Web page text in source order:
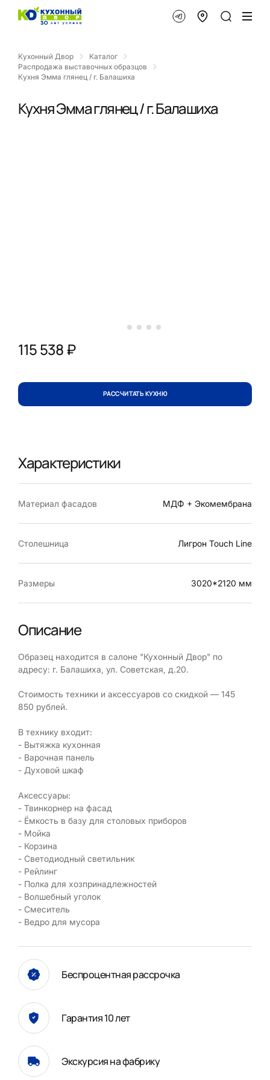
Кухонный Двор
Каталог
Распродажа выставочных образцов
Кухня Эмма глянец / г. Балашиха
Кухня Эмма глянец / г. Балашиха
115 538 ₽
РАССЧИТАТЬ КУХНЮ
Характеристики
Материал фасадов МДФ + Экомембрана
Столешница Лигрон Touch Line
Размеры 3020*2120 мм
Описание
Образец находится в салоне "Кухонный Двор" по
адресу: г. Балашиха, ул. Советская, д.20.
Стоимость техники и аксессуаров со скидкой — 145
850 рублей.
В технику входит:
- Вытяжка кухонная
- Варочная панель
- Духовой шкаф
Аксессуары:
- Твинкорнер на фасад
- Ёмкость в базу для столовых приборов
- Мойка
- Корзина
- Светодиодный светильник
- Рейлинг
- Полка для хозпринадлежностей
- Волшебный уголок
- Смеситель
- Ведро для мусора
Беспроцентная рассрочка
Гарантия 10 лет
Экскурсия на фабрику